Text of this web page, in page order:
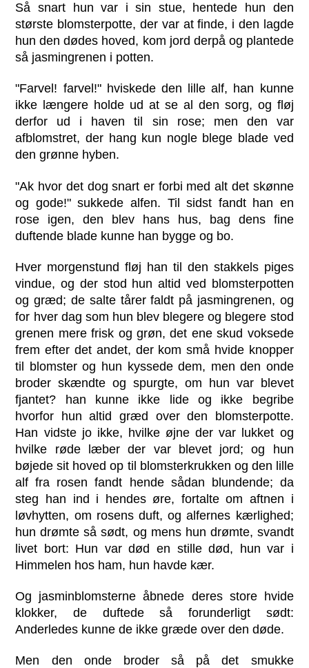
Så snart hun var i sin stue, hentede hun den
største blomsterpotte, der var at finde, i den lagde
hun den dødes hoved, kom jord derpå og plantede
så jasmingrenen i potten.
"Farvel! farvel!" hviskede den lille alf, han kunne
ikke længere holde ud at se al den sorg, og fløj
derfor ud i haven til sin rose; men den var
afblomstret, der hang kun nogle blege blade ved
den grønne hyben.
"Ak hvor det dog snart er forbi med alt det skønne
og gode!" sukkede alfen. Til sidst fandt han en
rose igen, den blev hans hus, bag dens fine
duftende blade kunne han bygge og bo.
Hver morgenstund fløj han til den stakkels piges
vindue, og der stod hun altid ved blomsterpotten
og græd; de salte tårer faldt på jasmingrenen, og
for hver dag som hun blev blegere og blegere stod
grenen mere frisk og grøn, det ene skud voksede
frem efter det andet, der kom små hvide knopper
til blomster og hun kyssede dem, men den onde
broder skændte og spurgte, om hun var blevet
fjantet? han kunne ikke lide og ikke begribe
hvorfor hun altid græd over den blomsterpotte.
Han vidste jo ikke, hvilke øjne der var lukket og
hvilke røde læber der var blevet jord; og hun
bøjede sit hoved op til blomsterkrukken og den lille
alf fra rosen fandt hende sådan blundende; da
steg han ind i hendes øre, fortalte om aftnen i
løvhytten, om rosens duft, og alfernes kærlighed;
hun drømte så sødt, og mens hun drømte, svandt
livet bort: Hun var død en stille død, hun var i
Himmelen hos ham, hun havde kær.
Og jasminblomsterne åbnede deres store hvide
klokker, de duftede så forunderligt sødt:
Anderledes kunne de ikke græde over den døde.
Men den onde broder så på det smukke